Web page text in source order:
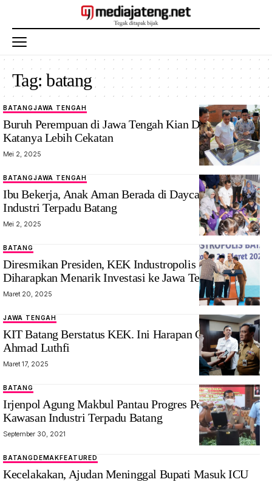
Tag:batang
BATANGJAWA TENGAH
Buruh Perempuan di Jawa Tengah Kian Dibutuhkan,
Katanya Lebih Cekatan
Mei 2, 2025
BATANGJAWA TENGAH
Ibu Bekerja, Anak Aman Berada di Daycare Kawasan
Industri Terpadu Batang
Mei 2, 2025
Presiden
Prabowo di
KEK Batang,
Jawa Tengah
BATANG
Diresmikan Presiden, KEK Industropolis Batang
Diharapkan Menarik Investasi ke Jawa Tengah
Maret 20, 2025
JAWA TENGAH
KIT Batang Berstatus KEK. Ini Harapan Gubernur
Ahmad Luthfi
Maret 17, 2025
BATANG
Irjenpol Agung Makbul Pantau Progres Pembangunan
Kawasan Industri Terpadu Batang
September 30, 2021
BATANGDEMAKFEATURED
Kecelakakan, Ajudan Meninggal Bupati Masuk ICU